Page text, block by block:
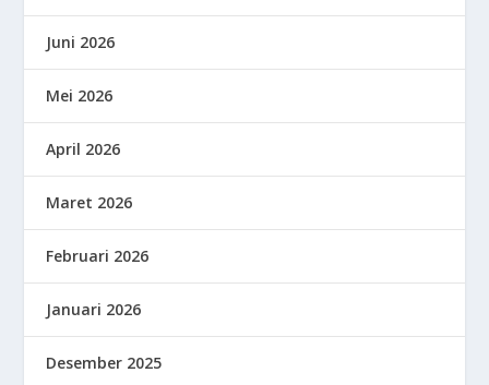
Juni 2026
Mei 2026
April 2026
Maret 2026
Februari 2026
Januari 2026
Desember 2025